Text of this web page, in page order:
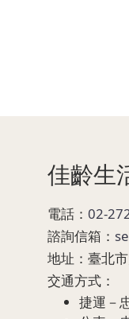
佳齡生
電話： 02-
諮詢信箱：
地址： 臺北
交通方式：
捷運－